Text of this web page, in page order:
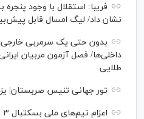
فریبا: استقلال با وجود پنجره
نشان داد/ لیگ امسال قابل
بدون حتی یک سرمربی خارجی؛
داخلی‌ها/ فصل آزمون مربیان
طلایی
تور جهانی تنیس صربستان| یزدانی به